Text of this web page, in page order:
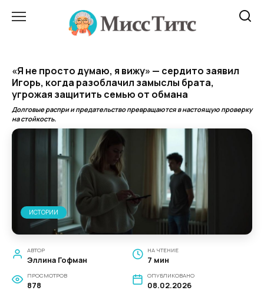
«Я не просто думаю, я вижу» — сердито заявил
Игорь, когда разоблачил замыслы брата,
угрожая защитить семью от обмана
Долговые распри и предательство превращаются в настоящую проверку
на стойкость.
ИСТОРИИ
АВТОР
Эллина Гофман
НА ЧТЕНИЕ
7 мин
ПРОСМОТРОВ
878
ОПУБЛИКОВАНО
08.02.2026